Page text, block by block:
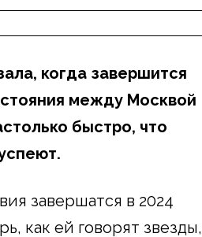
когда завершится
между Москвой
быстро, что
завершатся в 2024
как ей говорят звезды,